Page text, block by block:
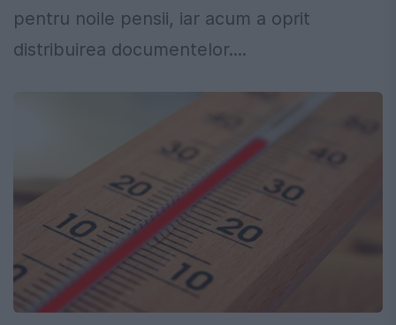
pentru noile pensii, iar acum a oprit
distribuirea documentelor....